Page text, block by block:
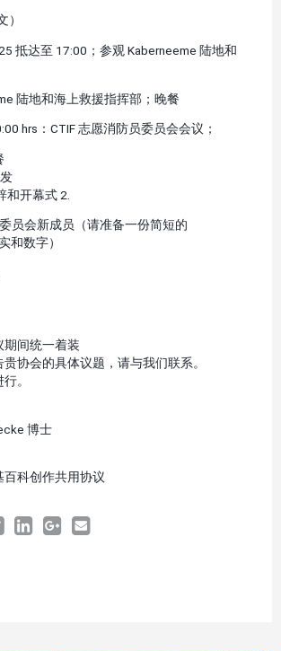
）
抵达至 17:00；参观 Kaberneeme 陆地和
陆地和海上救援指挥部；晚餐
hrs：CTIF 志愿消防员委员会会议；
和开幕式 2.
员会新成员（请准备一份简短的
和数字）
期间统一着装
协会的具体议题，请与我们联系。
。
博士
百科创作共用协议